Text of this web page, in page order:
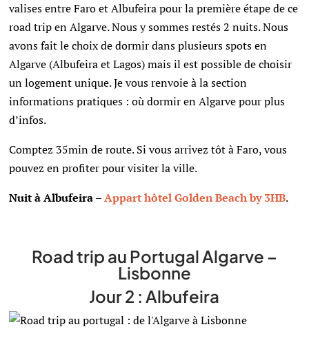
valises entre Faro et Albufeira pour la première étape de ce
road trip en Algarve. Nous y sommes restés 2 nuits. Nous
avons fait le choix de dormir dans plusieurs spots en
Algarve (Albufeira et Lagos) mais il est possible de choisir
un logement unique. Je vous renvoie à la section
informations pratiques : où dormir en Algarve pour plus
d’infos.
Comptez 35min de route. Si vous arrivez tôt à Faro, vous
pouvez en profiter pour visiter la ville.
Nuit à Albufeira –Appart hôtel Golden Beach by 3HB.
Road trip au Portugal Algarve –
Lisbonne
Jour 2 :Albufeira